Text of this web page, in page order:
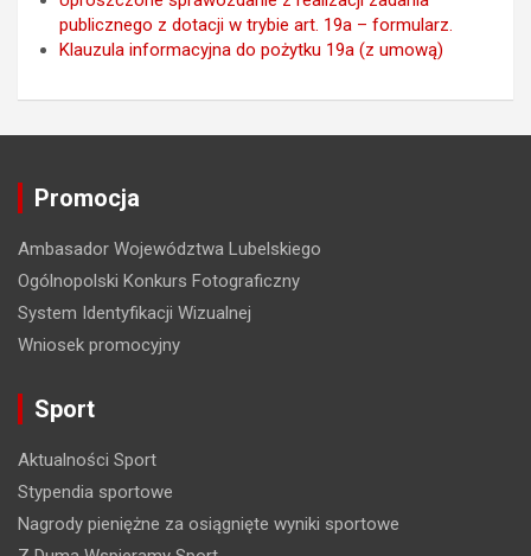
publicznego z dotacji w trybie art. 19a – formularz.
Klauzula informacyjna do pożytku 19a (z umową)
Promocja
Ambasador Województwa Lubelskiego
Ogólnopolski Konkurs Fotograficzny
System Identyfikacji Wizualnej
Wniosek promocyjny
Sport
Aktualności Sport
Stypendia sportowe
Nagrody pieniężne za osiągnięte wyniki sportowe